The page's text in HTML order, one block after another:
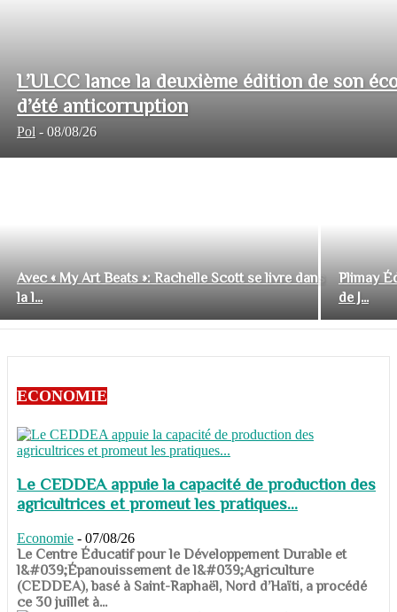
L’ULCC lance la deuxième édition de son
d’été anticorruption
Pol - 08/08/26
Avec « My Art Beats »: Rachelle Scott se livre dans
la l...
Plimay
de J...
ECONOMIE
Le CEDDEA appuie la capacité de production des
agricultrices et promeut les pratiques...
Economie - 07/08/26
​​​​​​​Le Centre Éducatif pour le Développement Durable et
l&#039;Épanouissement de l&#039;Agriculture
(CEDDEA), basé à Saint-Raphaël, Nord d’Haïti, a procédé
ce 30 juillet à...